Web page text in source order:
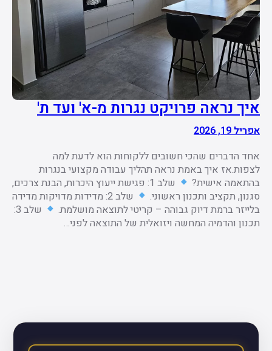
איך נראה פרויקט נגרות מ-א' ועד ת'
אפריל 19, 2026
אחד הדברים שהכי חשובים ללקוחות הוא לדעת למה
לצפות.אז איך באמת נראה תהליך עבודה מקצועי בנגרות
בהתאמה אישית?
שלב 1: פגישת ייעוץ היכרות, הבנת צרכים,
סגנון, תקציב ותכנון ראשוני.
שלב 2: מדידות מדויקות מדידה
בלייזר ברמת דיוק גבוהה – קריטי לתוצאה מושלמת.
שלב 3:
תכנון והדמיה המחשה ויזואלית של התוצאה לפני…